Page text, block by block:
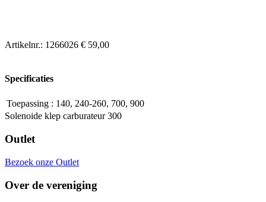
Artikelnr.: 1266026 € 59,00
Specificaties
Toepassing : 140, 240-260, 700, 900
Solenoide klep carburateur 300
Outlet
Bezoek onze Outlet
Over de vereniging